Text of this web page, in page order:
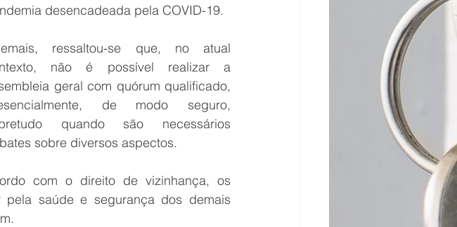
desencadeada pela COVID-19.
ressaltou-se que, no atual
não é possível realizar a
geral com quórum qualificado,
de modo seguro,
quando são necessários
sobre diversos aspectos.
com o direito de vizinhança, os
saúde e segurança dos demais